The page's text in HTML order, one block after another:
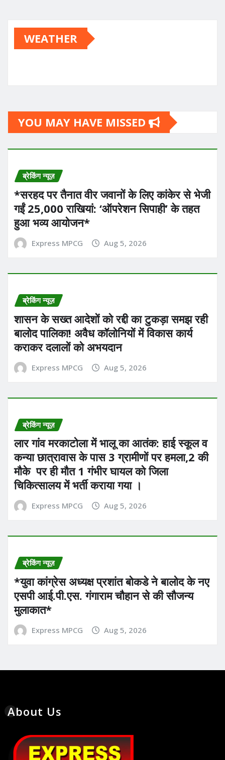
WEATHER
YOU MAY HAVE MISSED
ब्रेकिंग न्यूज़
*सरहद पर तैनात वीर जवानों के लिए कांकेर से भेजी
गईं 25,000 राखियां: ‘ऑपरेशन सिपाही’ के तहत
हुआ भव्य आयोजन*
Express MPCG Aug 5, 2026
ब्रेकिंग न्यूज़
शासन के सख्त आदेशों को रद्दी का टुकड़ा समझ रही
बालोद पालिका! अवैध कॉलोनियों में विकास कार्य
कराकर दलालों को अभयदान
Express MPCG Aug 5, 2026
ब्रेकिंग न्यूज़
लार गांव मरकाटोला में भालू का आतंक: हाई स्कूल व
कन्या छात्रावास के पास 3 ग्रामीणों पर हमला,2 की
मौके पर ही मौत 1 गंभीर घायल को जिला
चिकित्सालय में भर्ती कराया गया ।
Express MPCG Aug 5, 2026
ब्रेकिंग न्यूज़
*युवा कांग्रेस अध्यक्ष प्रशांत बोकडे ने बालोद के नए
एसपी आई.पी.एस. गंगाराम चौहान से की सौजन्य
मुलाकात*
Express MPCG Aug 5, 2026
About Us